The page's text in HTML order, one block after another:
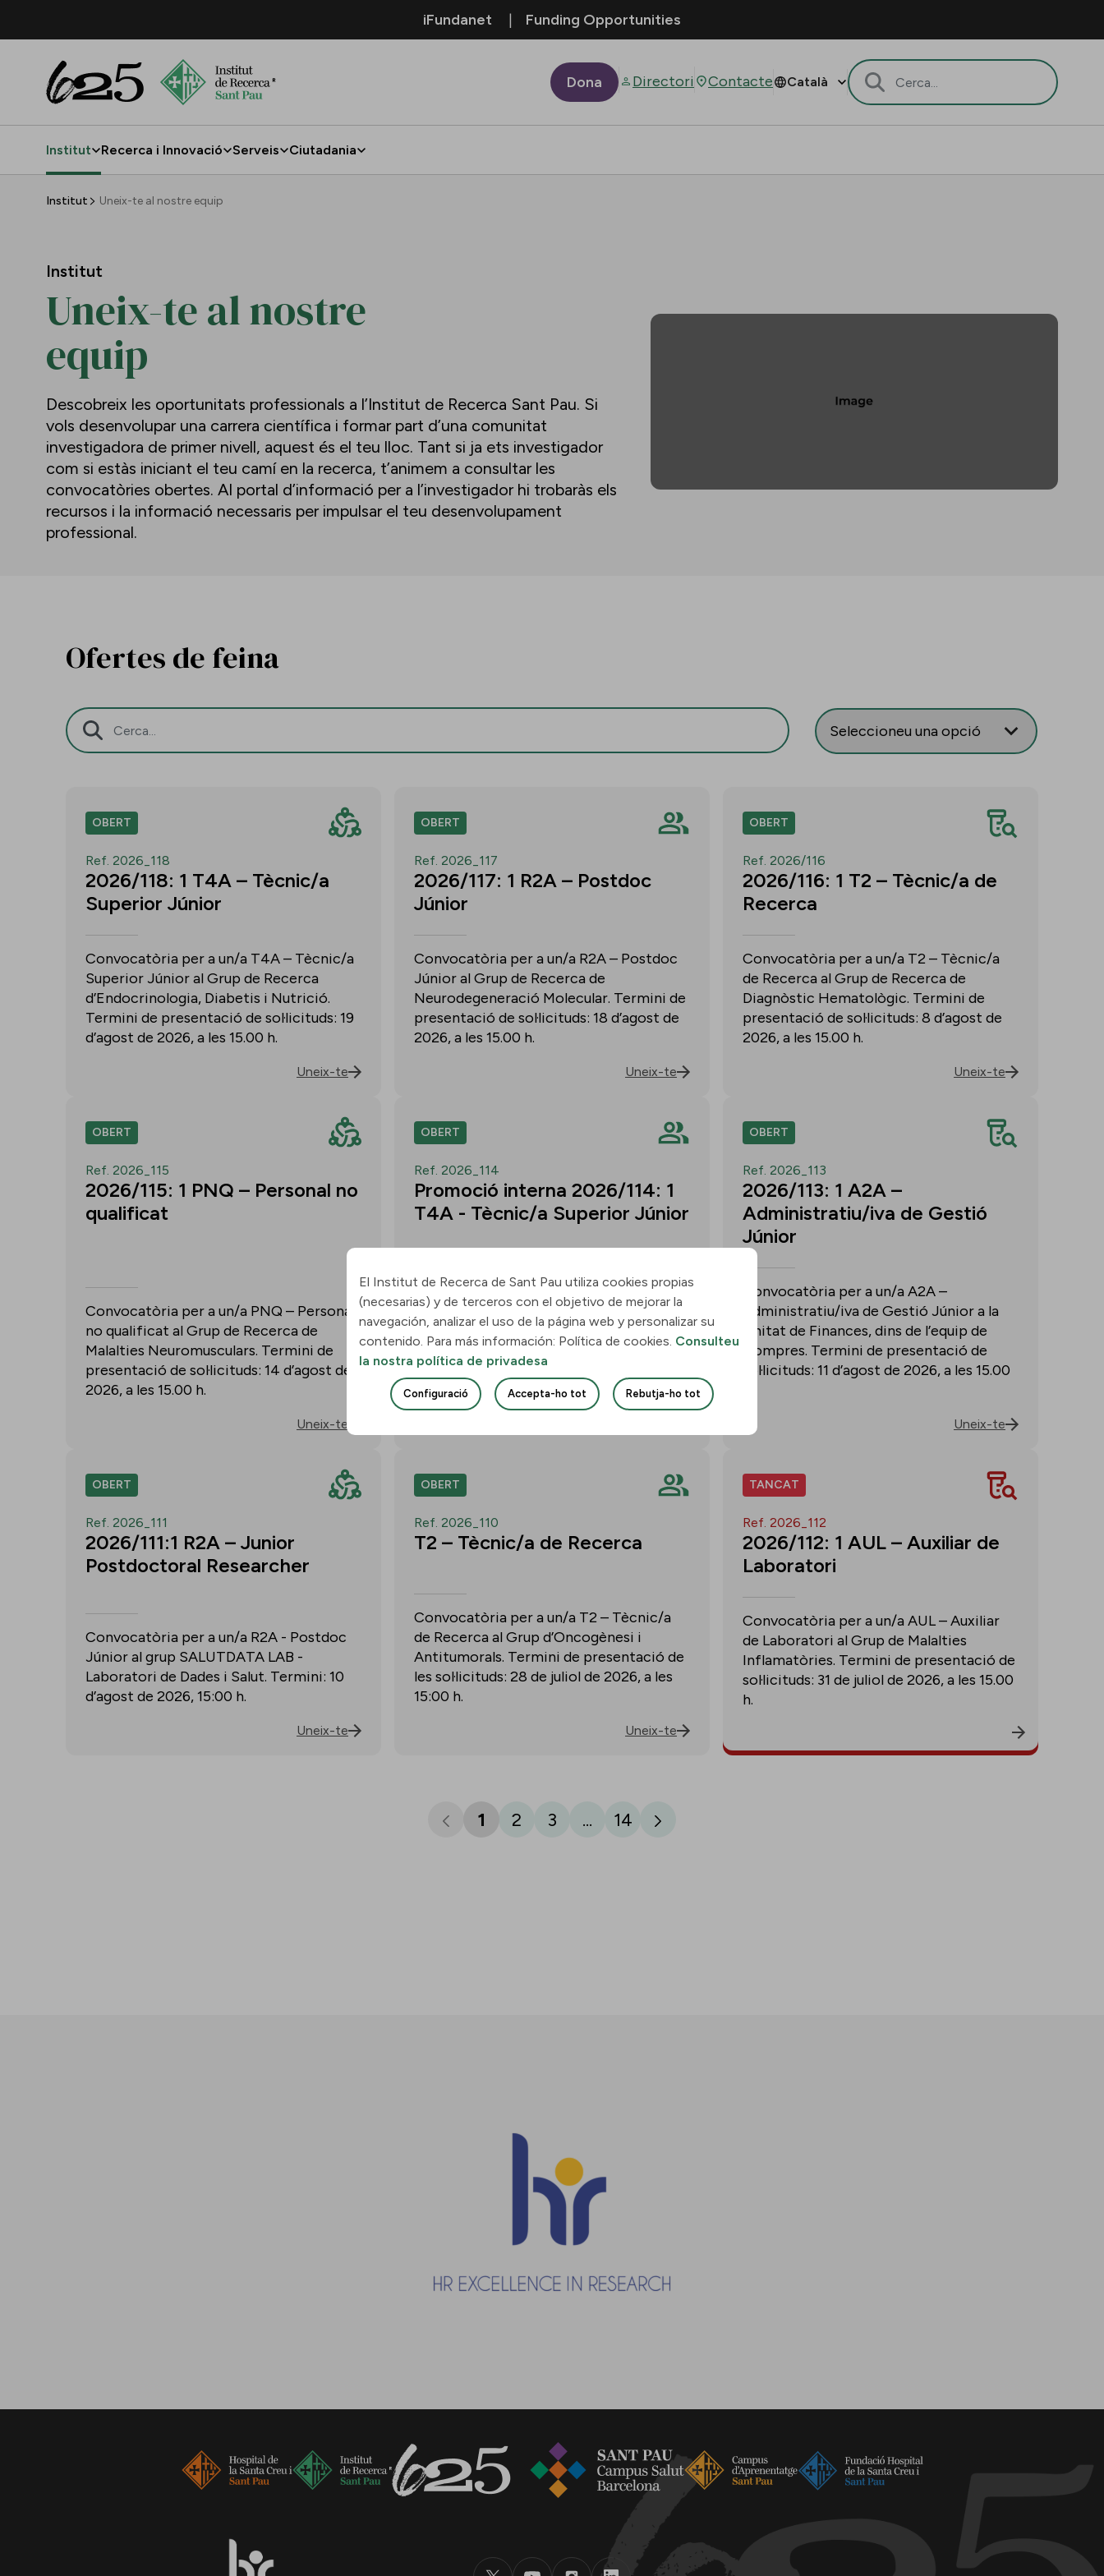
iFundanet Funding Opportunities
Dona Directori Contacte
Institut Recerca i Innovació Serveis Ciutadania
Institut Uneix-te al nostre equip
Institut
Uneix-te al nostre
equip
Descobreix les oportunitats professionals a l’Institut de Recerca Sant Pau. Si
vols desenvolupar una carrera científica i formar part d’una comunitat
investigadora de primer nivell, aquest és el teu lloc. Tant si ja ets investigador
com si estàs iniciant el teu camí en la recerca, t’animem a consultar les
convocatòries obertes. Al portal d’informació per a l’investigador hi trobaràs els
recursos i la informació necessaris per impulsar el teu desenvolupament
professional.
Ofertes de feina
Barra de cerca
OBERT
Ref. 2026_118
2026/118: 1 T4A – Tècnic/a
Superior Júnior
Convocatòria per a un/a T4A – Tècnic/a
Superior Júnior al Grup de Recerca
d’Endocrinologia, Diabetis i Nutrició.
Termini de presentació de sol·licituds: 19
d’agost de 2026, a les 15.00 h.
Uneix-te
OBERT
Ref. 2026_117
2026/117: 1 R2A – Postdoc
Júnior
Convocatòria per a un/a R2A – Postdoc
Júnior al Grup de Recerca de
Neurodegeneració Molecular. Termini de
presentació de sol·licituds: 18 d’agost de
2026, a les 15.00 h.
Uneix-te
OBERT
Ref. 2026/116
2026/116: 1 T2 – Tècnic/a de
Recerca
Convocatòria per a un/a T2 – Tècnic/a
de Recerca al Grup de Recerca de
Diagnòstic Hematològic. Termini de
presentació de sol·licituds: 8 d’agost de
2026, a les 15.00 h.
Uneix-te
OBERT
Ref. 2026_115
2026/115: 1 PNQ – Personal no
qualificat
Convocatòria per a un/a PNQ – Personal
no qualificat al Grup de Recerca de
Malalties Neuromusculars. Termini de
presentació de sol·licituds: 14 d’agost de
2026, a les 15.00 h.
Uneix-te
OBERT
Ref. 2026_114
Promoció interna 2026/114: 1
T4A - Tècnic/a Superior Júnior
Convocatòria per a un/a T4A - Tècnic/a
Superior Júnior al grup Neurobiologia de
les Demències - Multilingual Aphasia &
Dementia Research Lab. Termini: 11
d’agost de 2026, 15.00 h.
OBERT
Ref. 2026_113
2026/113: 1 A2A –
Administratiu/iva de Gestió
Júnior
Convocatòria per a un/a A2A –
Administratiu/iva de Gestió Júnior a la
Unitat de Finances, dins de l’equip de
Compres. Termini de presentació de
sol·licituds: 11 d’agost de 2026, a les 15.00
Uneix-te
OBERT
Ref. 2026_111
2026/111:1 R2A – Junior
Postdoctoral Researcher
Convocatòria per a un/a R2A - Postdoc
Júnior al grup SALUTDATA LAB -
Laboratori de Dades i Salut. Termini: 10
d’agost de 2026, 15:00 h.
Uneix-te
OBERT
Ref. 2026_110
T2 – Tècnic/a de Recerca
Convocatòria per a un/a T2 – Tècnic/a
de Recerca al Grup d’Oncogènesi i
Antitumorals. Termini de presentació de
les sol·licituds: 28 de juliol de 2026, a les
15:00 h.
Uneix-te
TANCAT
Ref. 2026_112
2026/112: 1 AUL – Auxiliar de
Laboratori
Convocatòria per a un/a AUL – Auxiliar
de Laboratori al Grup de Malalties
Inflamatòries. Termini de presentació de
sol·licituds: 31 de juliol de 2026, a les 15.00
h.
1 2 3 ... 14
El Institut de Recerca de Sant Pau utiliza cookies propias
(necesarias) y de terceros con el objetivo de mejorar la
navegación, analizar el uso de la página web y personalizar su
contenido. Para más información: Política de cookies. Consulteu
la nostra política de privadesa
Configuració Accepta-ho tot Rebutja-ho tot